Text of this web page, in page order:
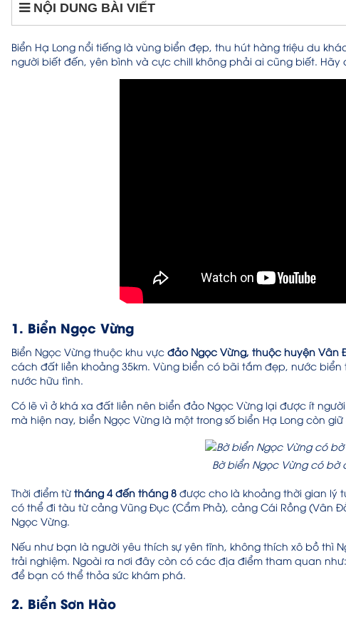
NỘI DUNG BÀI VIẾT
Biển Hạ Long nổi tiếng là vùng biển đẹp, thu hút hàng triệu du
người biết đến, yên bình và cực chill không phải ai cũng biết.
1. Biển Ngọc Vừng
Biển Ngọc Vừng thuộc khu vực đảo Ngọc Vừng, thuộc huyện Vân
cách đất liền khoảng 35km. Vùng biển có bãi tắm đẹp, nước
nước hữu tình.
Có lẽ vì ở khá xa đất liền nên biển đảo Ngọc Vừng lại được ít
mà hiện nay, biển Ngọc Vừng là một trong số biển Hạ Long còn
Bờ biển Ngọc Vừng có bờ
Thời điểm từ tháng 4 đến tháng 8 được cho là khoảng thời gian lý
có thể đi tàu từ cảng Vũng Đục (Cẩm Phả), cảng Cái Rồng (Vân
Ngọc Vừng.
Nếu như bạn là người yêu thích sự yên tĩnh, không thích xô bồ thì
trải nghiệm. Ngoài ra nơi đây còn có các địa điểm tham quan như:
để bạn có thể thỏa sức khám phá.
2. Biển Sơn Hào